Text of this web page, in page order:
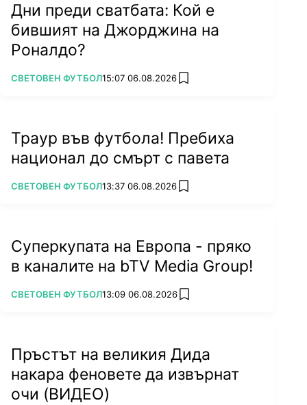
Дни преди сватбата: Кой е
бившият на Джорджина на
Роналдо?
ПОВЕЧЕ ОТ
СВЕТОВЕН ФУТБОЛ15:07 06.08.2026 add favorites
Траур във футбола! Пребиха
национал до смърт с павета
ПОВЕЧЕ ОТ
СВЕТОВЕН ФУТБОЛ13:37 06.08.2026 add favorites
Суперкупата на Европа - пряко
в каналите на bTV Media Group!
ПОВЕЧЕ ОТ
СВЕТОВЕН ФУТБОЛ13:09 06.08.2026 add favorites
Пръстът на великия Дида
накара феновете да извърнат
очи (ВИДЕО)